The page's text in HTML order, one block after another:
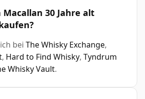
30 Jahre alt
bei The Whisky Exchange,
, Hard to Find Whisky, Tyndrum
Whisky Vault.